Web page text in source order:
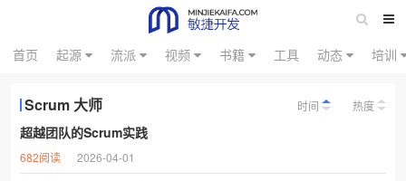
首页 起源 流派 视频 书籍 工具 动态 培训
Scrum 大师 时间 热度
超越团队的Scrum实践
682阅读 2026-04-01